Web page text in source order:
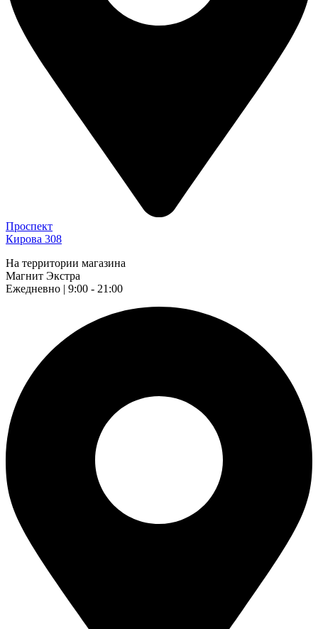
Проспект
Кирова 308
На территории магазина
Магнит Экстра
Ежедневно | 9:00 - 21:00